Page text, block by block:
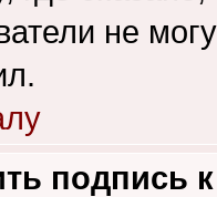
не
подпись